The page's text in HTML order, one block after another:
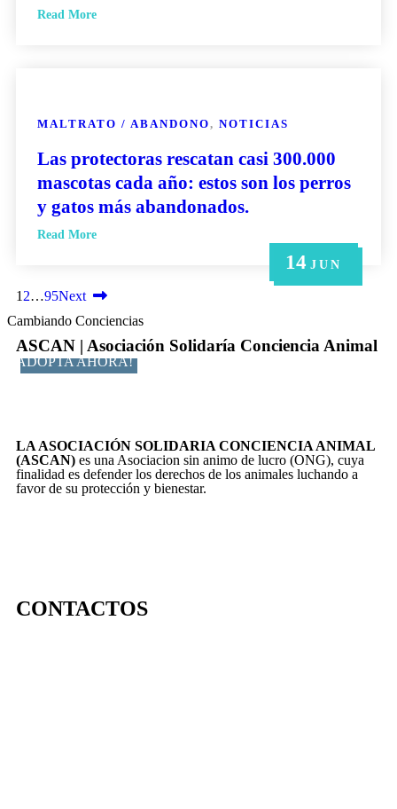
14 JUN
6 MAY
6 MAY
21 JUN
Read More
14 JUN
MALTRATO / ABANDONO, NOTICIAS
Las protectoras rescatan casi 300.000
mascotas cada año: estos son los perros
y gatos más abandonados.
Read More
1 2…95Next
Cambiando Conciencias
ASCAN | Asociación Solidaría Conciencia Animal
ADOPTA AHORA!
LA ASOCIACIÓN SOLIDARIA CONCIENCIA ANIMAL
(ASCAN) es una Asociacion sin animo de lucro (ONG), cuya
finalidad es defender los derechos de los animales luchando a
favor de su protección y bienestar.
CONTACTOS